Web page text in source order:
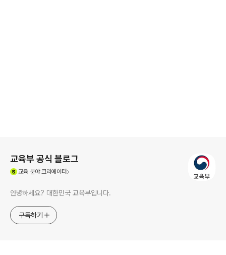
교육부 공식 블로그
교육분야 크리에이터
안녕하세요? 대한민국 교육부입니다.
구독하기